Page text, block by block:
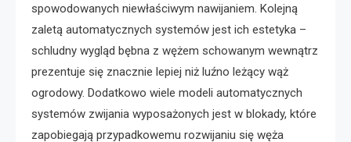
spowodowanych niewłaściwym nawijaniem. Kolejną
zaletą automatycznych systemów jest ich estetyka –
schludny wygląd bębna z wężem schowanym wewnątrz
prezentuje się znacznie lepiej niż luźno leżący wąż
ogrodowy. Dodatkowo wiele modeli automatycznych
systemów zwijania wyposażonych jest w blokady, które
zapobiegają przypadkowemu rozwijaniu się węża